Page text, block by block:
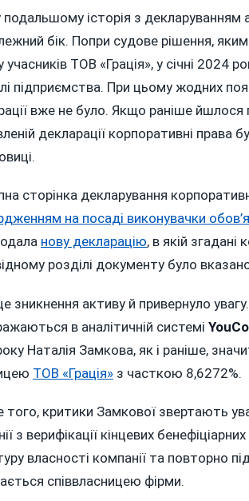
подальшому історія з декларуванням
бік. Попри судове рішення,
учасників ТОВ «Грація», у січні 2024
підприємства. При цьому жодних
вже не було. Якщо раніше йшлося
декларації корпоративні
сторінка декларування
на посаді виконувачки
нову декларацію, в якій
розділі документу було
зникнення активу й привернуло
в аналітичній системі
Наталія Замкова, як і раніше,
ТОВ «Грація» з часткою 8,6272%.
того, критики Замкової звертають
з верифікації кінцевих
власності компанії та повторно
співвласницею фірми.